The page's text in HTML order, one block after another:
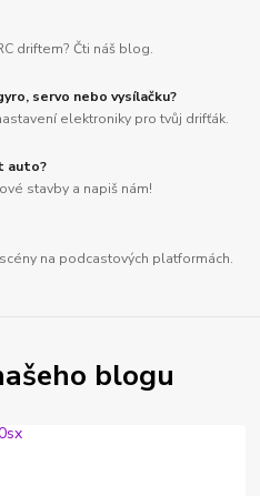
driftem? Čti náš blog.
servo nebo vysílačku?
elektroniky pro tvůj drifťák.
auto?
stavby a napiš nám!
na podcastových platformách.
blogu